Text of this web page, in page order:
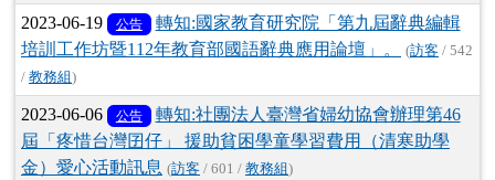
2023-06-19 公告
轉知:國家教育研究院「第九屆辭典編輯
培訓工作坊暨112年教育部國語辭典應用論壇」。
(訪客 / 542
/ 教務組)
2023-06-06 公告
轉知:社團法人臺灣省婦幼協會辦理第46
屆「疼惜台灣囝仔」 援助貧困學童學習費用（清寒助學
金）愛心活動訊息 (訪客 / 601 / 教務組)